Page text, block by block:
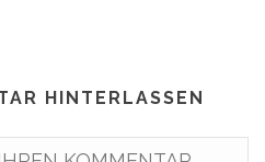
HINTERLASSEN